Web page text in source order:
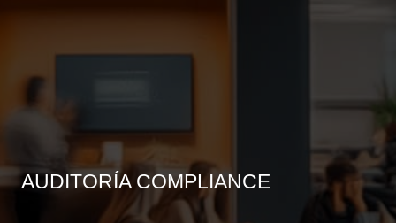
AUDITORÍA COMPLIANCE